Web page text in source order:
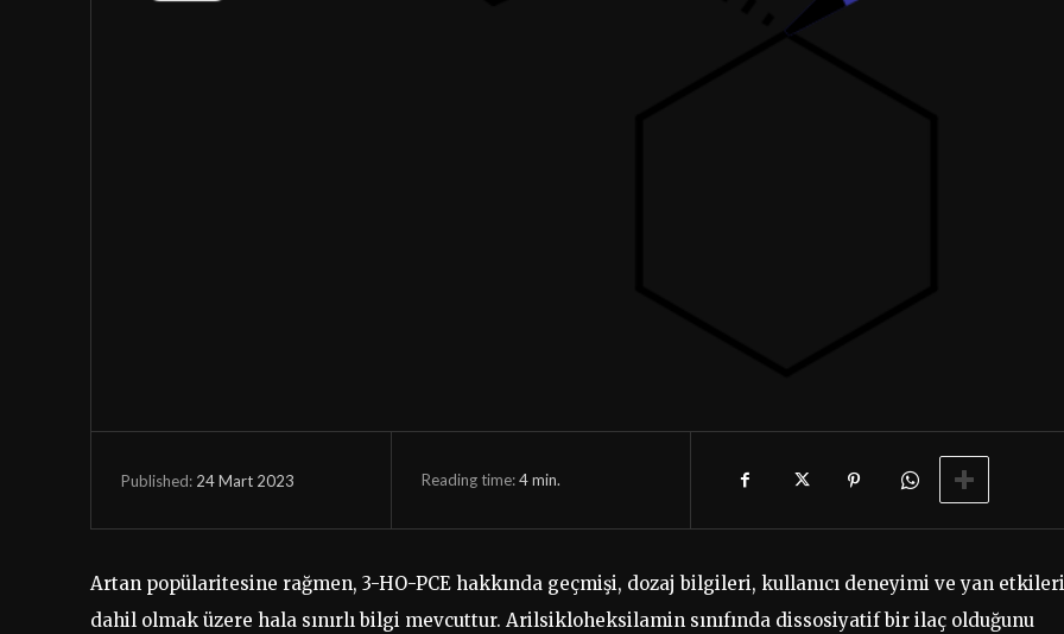
Published: 24 Mart 2023 Reading time:4min.
Artan popülaritesine rağmen, 3-HO-PCE hakkında geçmişi, dozaj bilgileri, kullanıcı deneyimi ve yan etkileri
dahil olmak üzere hala sınırlı bilgi mevcuttur. Arilsikloheksilamin sınıfında dissosiyatif bir ilaç olduğunu